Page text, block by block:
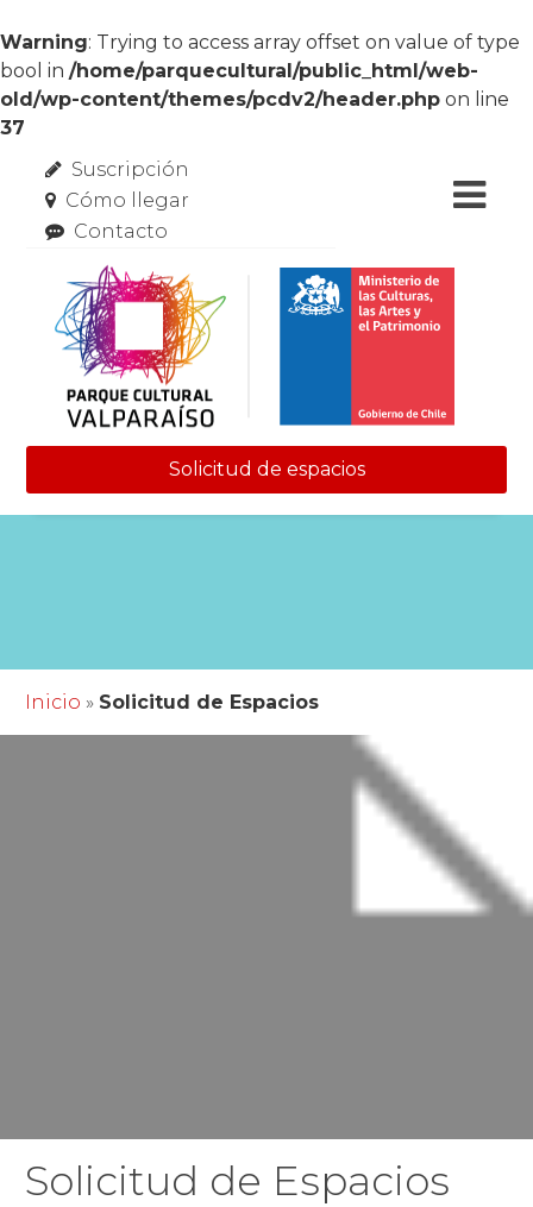
Warning: Trying to access array offset on value of type
bool in /home/parquecultural/public_html/web-
old/wp-content/themes/pcdv2/header.php on line
37
Suscripción
Cómo llegar
Contacto
Solicitud de espacios
Skip to content
Inicio » Solicitud de Espacios
Solicitud de Espacios